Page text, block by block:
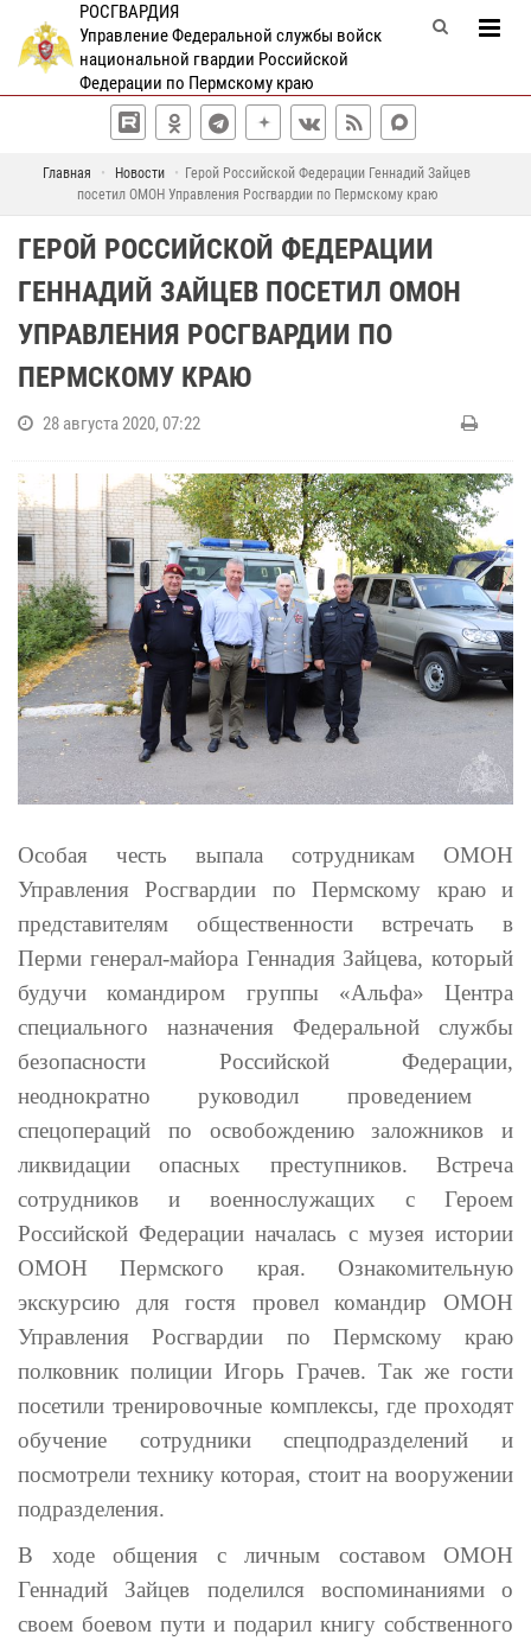
РОСГВАРДИЯ
Управление Федеральной службы войск
национальной гвардии Российской
Федерации по Пермскому краю
Главная Новости
Герой Российской Федерации Геннадий Зайцев
посетил ОМОН Управления Росгвардии по Пермскому краю
ГЕРОЙ РОССИЙСКОЙ ФЕДЕРАЦИИ
ГЕННАДИЙ ЗАЙЦЕВ ПОСЕТИЛ ОМОН
УПРАВЛЕНИЯ РОСГВАРДИИ ПО
ПЕРМСКОМУ КРАЮ
28 августа 2020, 07:22
Особая честь выпала сотрудникам ОМОН
Управления Росгвардии по Пермскому краю и
представителям общественности встречать в
Перми генерал-майора Геннадия Зайцева, который
будучи командиром группы «Альфа» Центра
специального назначения Федеральной службы
безопасности Российской Федерации,
неоднократно руководил проведением
спецопераций по освобождению заложников и
ликвидации опасных преступников. Встреча
сотрудников и военнослужащих с Героем
Российской Федерации началась с музея истории
ОМОН Пермского края. Ознакомительную
экскурсию для гостя провел командир ОМОН
Управления Росгвардии по Пермскому краю
полковник полиции Игорь Грачев. Так же гости
посетили тренировочные комплексы, где проходят
обучение сотрудники спецподразделений и
посмотрели технику которая, стоит на вооружении
подразделения.
В ходе общения с личным составом ОМОН
Геннадий Зайцев поделился воспоминаниями о
своем боевом пути и подарил книгу собственного